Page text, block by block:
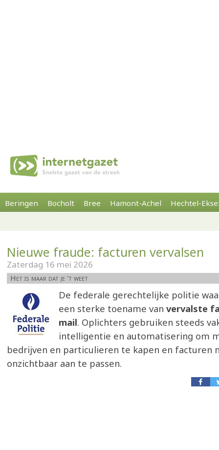
Beringen Bocholt Bree Hamont-Achel Hechtel-
Nieuwe fraude: facturen vervalsen
Zaterdag 16 mei 2026
Het is maar dat je 't weet
De federale gerechtelijke politie
een sterke toename van vervalste
mail. Oplichters gebruiken steeds
intelligentie en automatisering om
bedrijven en particulieren te kapen en facturen
onzichtbaar aan te passen.